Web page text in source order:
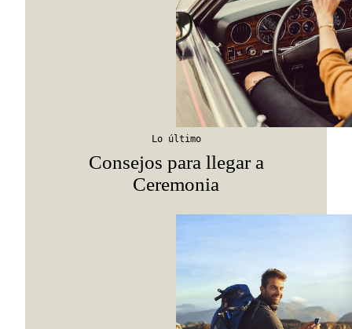
Lo último
Consejos para llegar a
Ceremonia